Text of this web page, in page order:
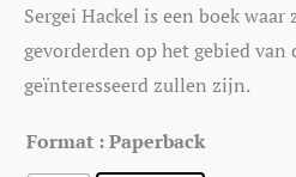
Sergei Hackel is een boek waar
gevorderden op het gebied
geïnteresseerd zullen zijn.
Format : Paperback